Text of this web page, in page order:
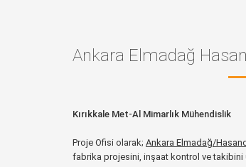
Ankara Elmadağ
Kırıkkale Met-Al Mimarlık Mühendislik
Proje Ofisi olarak; Ankara Elmadağ/
fabrika projesini, inşaat kontrol ve takibini